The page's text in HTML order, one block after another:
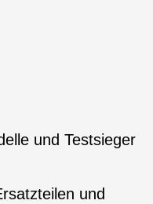
und Testsieger
und